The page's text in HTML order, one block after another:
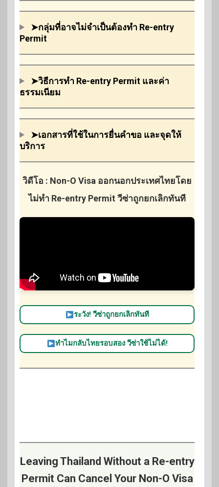
➤กลุ่มที่อาจไม่จำเป็นต้องทำ Re-entry
Permit
➤วิธีการทำ Re-entry Permit และค่า
ธรรมเนียม
➤เอกสารที่ใช้ในการยื่นคำขอ และจุดให้
บริการ
วิดีโอ : Non-O Visa ออกนอกประเทศไทยโดย
ไม่ทำ Re-entry Permit วีซ่าถูกยกเลิกทันที
ระวัง! วีซ่าถูกยกเลิกทันที
ทำไมกลับไทยรอบสอง วีซ่าใช้ไม่ได้!
Leaving Thailand Without a Re-entry
Permit Can Cancel Your Non-O Visa